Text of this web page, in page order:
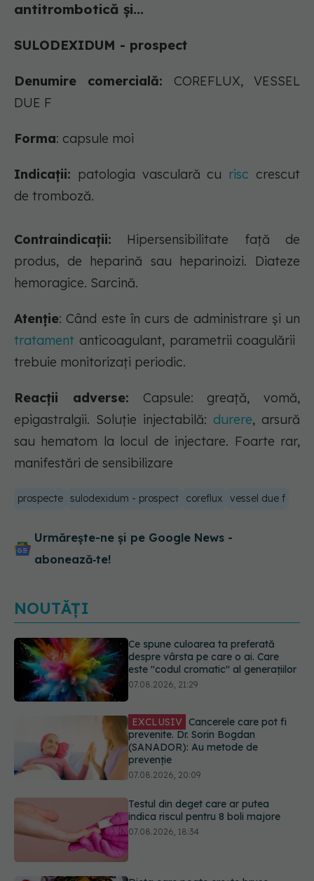
antitrombotică şi...
SULODEXIDUM - prospect
Denumire comercială: COREFLUX, VESSEL
DUE F
Forma: capsule moi
Indicații: patologia vasculară cu risc crescut
de tromboză.
Contraindicații: Hipersensibilitate faţă de
produs, de heparină sau heparinoizi. Diateze
hemoragice. Sarcină.
Atenție: Când este în curs de administrare şi un
tratament anticoagulant, parametrii coagulării
trebuie monitorizaţi periodic.
Reacții adverse: Capsule: greaţă, vomă,
epigastralgii. Soluție injectabilă: durere, arsură
sau hematom la locul de injectare. Foarte rar,
manifestări de sensibilizare
prospecte sulodexidum - prospect coreflux vessel due f
Urmărește-ne și pe Google News -
abonează‑te!
NOUTĂȚI
EXCLUSIV Cancerele care pot fi
prevenite. Dr. Sorin Bogdan
(SANADOR): Au metode de
Testul din deget care ar putea
indica riscul pentru 8 boli majore
07.08.2026, 18:34
Dieta care poate crește brusc
colesterolul. Cine este mai expus